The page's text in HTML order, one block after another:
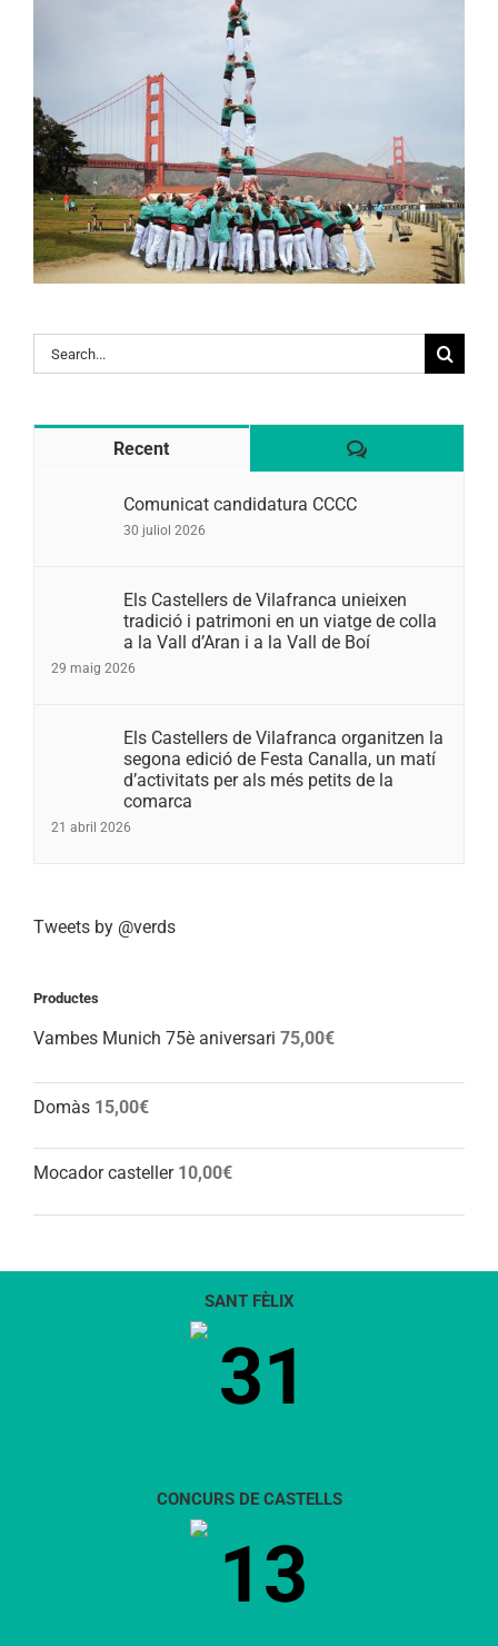
Search
for:
Recent Comentaris
Comunicat candidatura CCCC
30 juliol 2026
Els Castellers de Vilafranca unieixen
tradició i patrimoni en un viatge de colla
a la Vall d’Aran i a la Vall de Boí
29 maig 2026
Els Castellers de Vilafranca organitzen la
segona edició de Festa Canalla, un matí
d’activitats per als més petits de la
comarca
21 abril 2026
Tweets by @verds
Productes
Vambes Munich 75è aniversari 75,00€
Domàs 15,00€
Mocador casteller 10,00€
SANT FÈLIX
31
CONCURS DE CASTELLS
13